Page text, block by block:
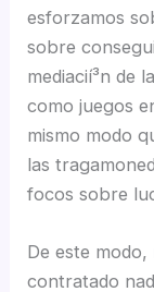
esforzamos
sobre
mediacií³n de
como juegos
mismo modo
las
focos sobre
De este
contratado